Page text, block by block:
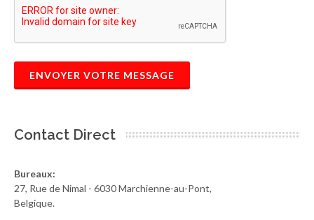
ENVOYER VOTRE MESSAGE
Contact Direct
Bureaux:
27, Rue de Nimal - 6030 Marchienne-au-Pont,
Belgique.